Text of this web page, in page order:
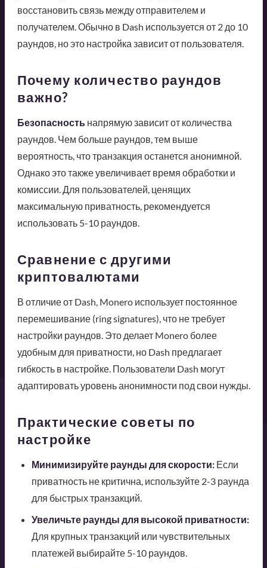
восстановить связь между отправителем и
получателем. Обычно в Dash используется от 2 до 10
раундов, но это настройка зависит от пользователя.
Почему количество раундов
важно?
Безопасностьнапрямую зависит от количества
раундов. Чем больше раундов, тем выше
вероятность, что транзакция останется анонимной.
Однако это также увеличивает время обработки и
комиссии. Для пользователей, ценящих
максимальную приватность, рекомендуется
использовать 5-10 раундов.
Сравнение с другими
криптовалютами
В отличие от Dash, Monero использует постоянное
перемешивание (ring signatures), что не требует
настройки раундов. Это делает Monero более
удобным для приватности, но Dash предлагает
гибкость в настройке. Пользователи Dash могут
адаптировать уровень анонимности под свои нужды.
Практические советы по
настройке
Минимизируйте раунды для скорости:Если
приватность не критична, используйте 2-3 раунда
для быстрых транзакций.
Увеличьте раунды для высокой приватности:
Для крупных транзакций или чувствительных
платежей выбирайте 5-10 раундов.